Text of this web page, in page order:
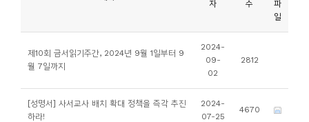
자
수
파
일
제10회 금서읽기주간, 2024년 9월 1일부터 9
월 7일까지
2024-
09-
02
2812
[성명서] 사서교사 배치 확대 정책을 즉각 추진
하라!
2024-
07-25
4670